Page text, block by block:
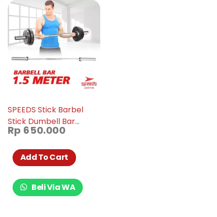
SPEEDS Stick Barbel
Stick Dumbell Bar
Straight Olympic 150cm
Rp 650.000
Add To Cart
Beli Via WA